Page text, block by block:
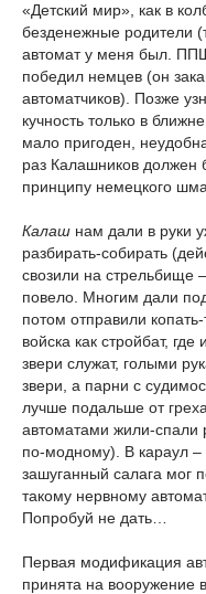
«Детский мир», как в
безденежные родители
автомат у меня был.
победил немцев (он
автоматчиков). Позже
кучность только в
мало пригоден,
раз Калашников должен
принципу немецкого
Калаш нам дали в руки
разбирать-собирать
свозили на стрельбище –
повело. Многим дали
потом отправили
войска как стройбат,
звери служат, голыми
звери, а парни с
лучше подальше от
автоматами жили-спали
по-модному). В караул –
зашуганный салага мог
такому нервному
Попробуй не дать…
Первая модификация
принята на вооружение